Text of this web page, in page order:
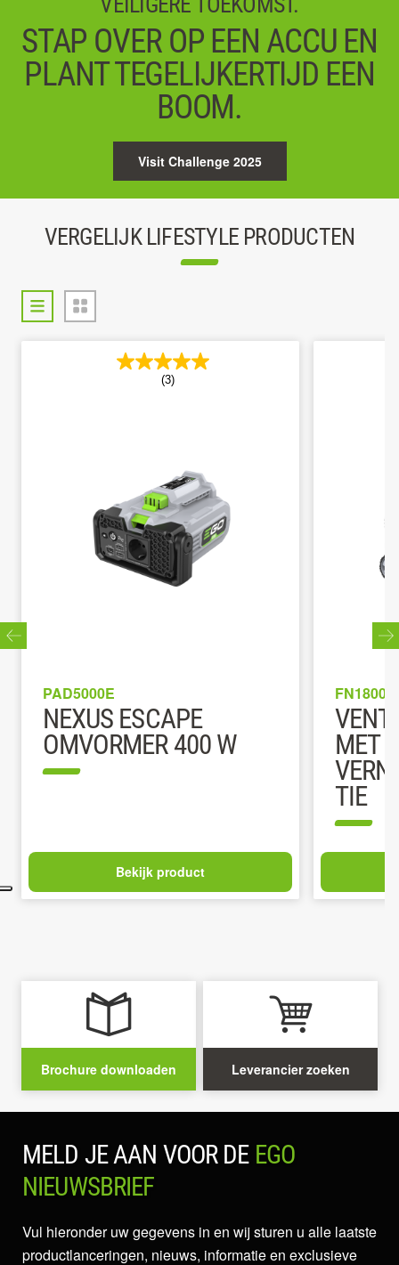
STAP OVER OP EEN ACCU EN
PLANT TEGELIJKERTIJD EEN
BOOM.
Visit Challenge 2025
VERGELIJK LIFESTYLE PRODUCTEN
(3)
PAD5000E
NEXUS ESCAPE
OMVORMER 400 W
Bekijk product
FN1800E
MET
TIE
Brochure downloaden Leverancier zoeken
MELD JE AAN VOOR DE EGO
NIEUWSBRIEF
Vul hieronder uw gegevens in en wij sturen u alle laatste
productlanceringen, nieuws, informatie en exclusieve